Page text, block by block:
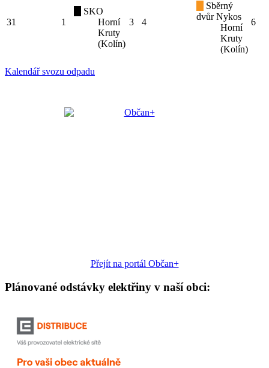
31 1
SKO
Horní
Kruty
(Kolín)
3 4
Sběrný
dvůr Nykos
Horní
Kruty
(Kolín)
6
Kalendář svozu odpadu
Přejít na portál Občan+
Plánované odstávky elektřiny v naší obci: